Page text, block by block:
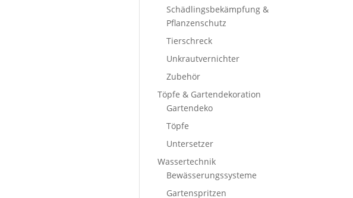
Schädlingsbekämpfung &
Pflanzenschutz
Tierschreck
Unkrautvernichter
Zubehör
Töpfe & Gartendekoration
Gartendeko
Töpfe
Untersetzer
Wassertechnik
Bewässerungssysteme
Gartenspritzen